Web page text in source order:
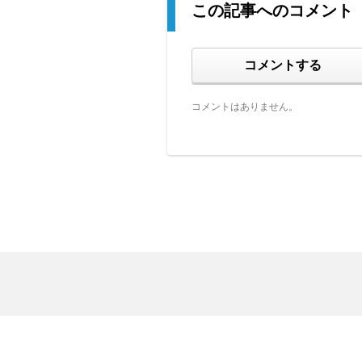
この記事へのコメント
コメントする
コメントはありません。